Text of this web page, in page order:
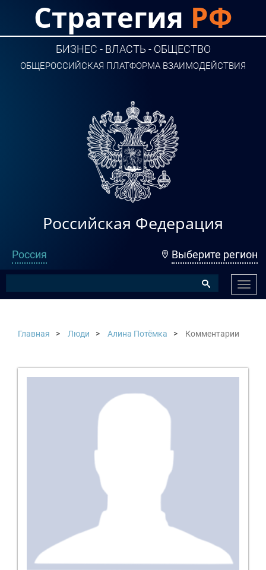
Стратегия РФ
БИЗНЕС - ВЛАСТЬ - ОБЩЕСТВО
ОБЩЕРОССИЙСКАЯ ПЛАТФОРМА ВЗАИМОДЕЙСТВИЯ
Российская Федерация
Россия Выберите регион
Главная Люди Алина Потёмка Комментарии